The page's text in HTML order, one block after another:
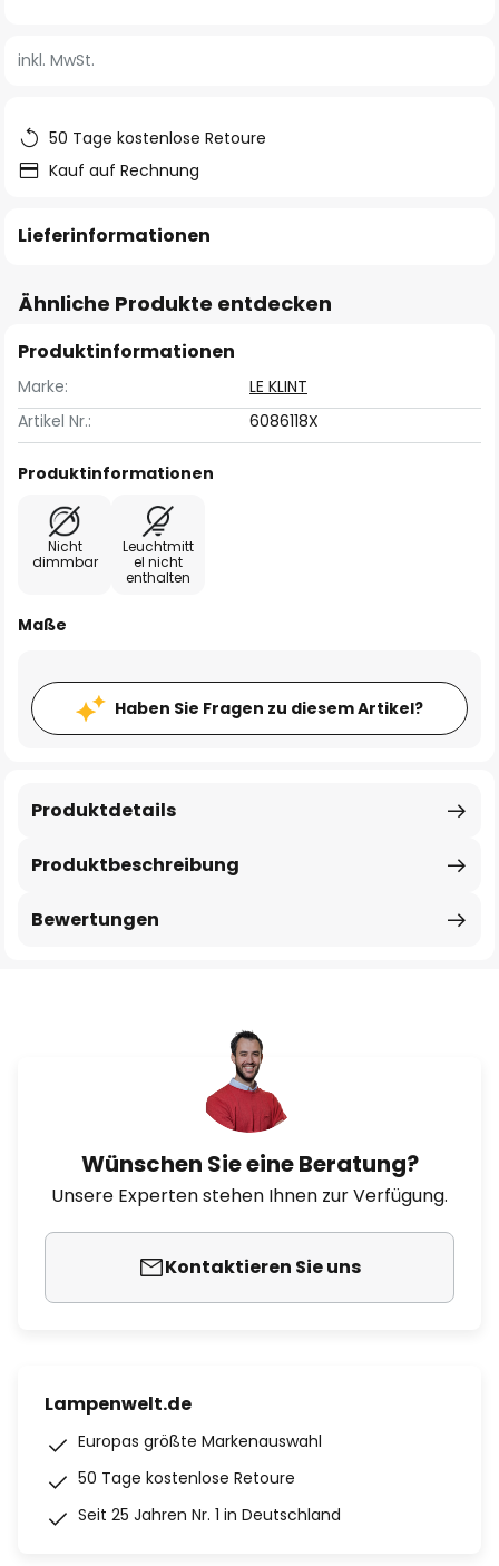
springen
inkl. MwSt.
50 Tage kostenlose Retoure
Kauf auf Rechnung
Lieferinformationen
Ähnliche Produkte entdecken
Produktinformationen
Marke:
LE KLINT
Artikel Nr.:
6086118X
Produktinformationen
Nicht
dimmbar
Leuchtmitt
el nicht
enthalten
Maße
Haben Sie Fragen zu diesem Artikel?
Produktbeschreibung
Produktdetails
Bewertungen
Wünschen Sie eine Beratung?
Unsere Experten stehen Ihnen zur Verfügung.
Kontaktieren Sie uns
Lampenwelt.de
Europas größte Markenauswahl
50 Tage kostenlose Retoure
Seit 25 Jahren Nr. 1 in Deutschland